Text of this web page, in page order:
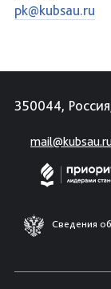
pk@kubsau.ru
350044,
Сведения